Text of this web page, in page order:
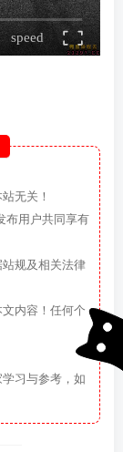
speed
无关！
布用户共同享有
规及相关法律
内容！任何个
习与参考，如